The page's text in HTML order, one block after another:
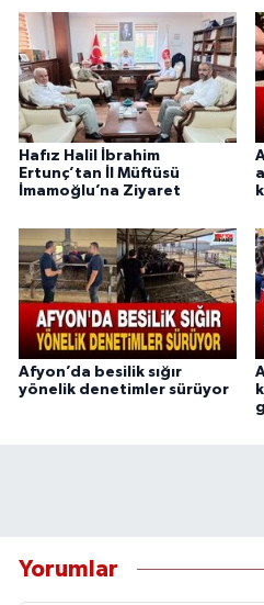
Hafız Halil İbrahim
Ertunç’tan İl Müftüsü
İmamoğlu’na Ziyaret
Afyon’da besilik sığır
yönelik denetimler sürüyor
Yorumlar